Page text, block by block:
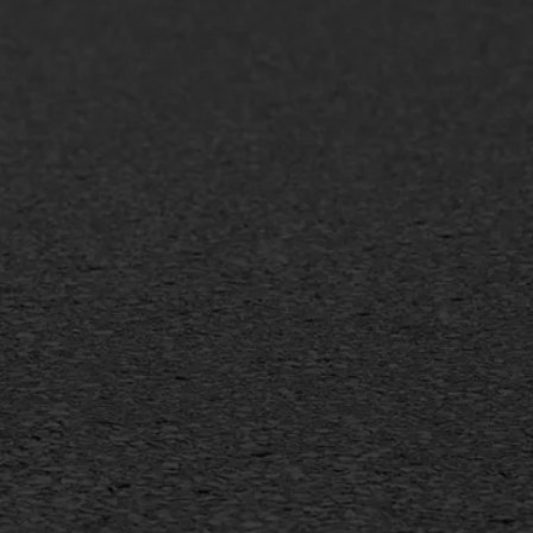
Inschrijven nieuwsbrief
Duurzaam ondernemen